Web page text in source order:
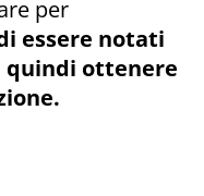
per
essere notati
quindi ottenere